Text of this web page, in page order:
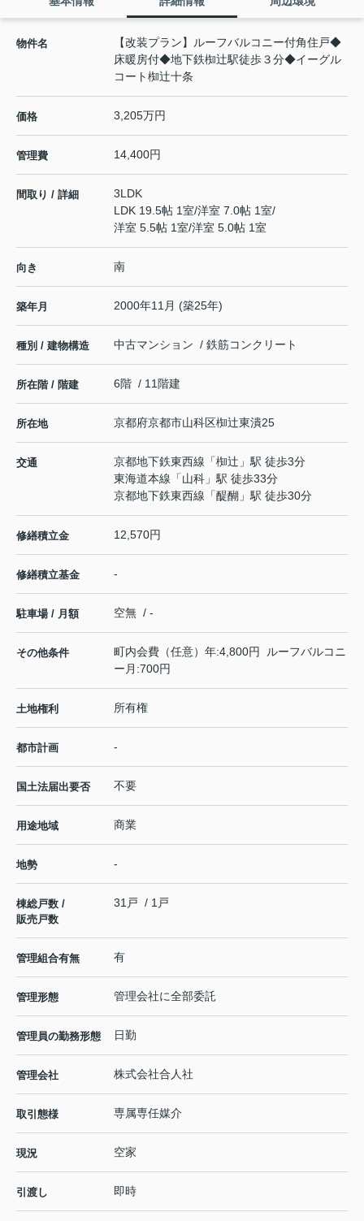
物件名
【改装プラン】ルーフバルコニー付角住戸◆
床暖房付◆地下鉄椥辻駅徒歩３分◆イーグル
コート椥辻十条
価格 3,205万円
管理費 14,400円
間取り / 詳細
3LDK
LDK 19.5帖 1室/洋室 7.0帖 1室/
洋室 5.5帖 1室/洋室 5.0帖 1室
向き 南
築年月 2000年11月 (築25年)
種別 / 建物構造 中古マンション / 鉄筋コンクリート
所在階 / 階建 6階 / 11階建
所在地 京都府京都市山科区椥辻東潰25
交通 京都地下鉄東西線 「椥辻 」駅 徒歩3分
東海道本線 「山科 」駅 徒歩33分
京都地下鉄東西線 「醍醐 」駅 徒歩30分
修繕積立金 12,570円
修繕積立基金 -
駐車場 / 月額 空無 / -
その他条件
町内会費（任意）年:4,800円 ルーフバルコニ
ー月:700円
土地権利 所有権
都市計画 -
国土法届出要否 不要
用途地域 商業
地勢 -
棟総戸数 /
販売戸数
31戸 / 1戸
管理組合有無 有
管理形態 管理会社に全部委託
管理員の勤務形態 日勤
管理会社 株式会社合人社
取引態様 専属専任媒介
現況 空家
引渡し 即時